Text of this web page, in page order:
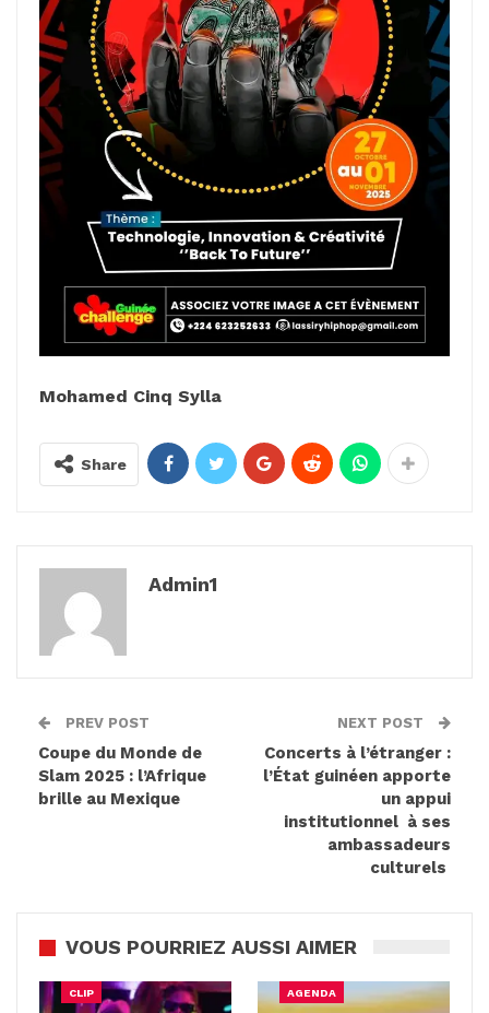
Mohamed Cinq Sylla
Share
Admin1
PREV POST
Coupe du Monde de
Slam 2025 : l’Afrique
brille au Mexique
NEXT POST
Concerts à l’étranger :
l’État guinéen apporte
un appui
institutionnel à ses
ambassadeurs
culturels
VOUS POURRIEZ AUSSI AIMER
CLIP AGENDA